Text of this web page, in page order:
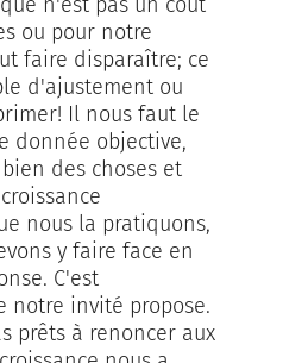
ou pour notre
faire disparaître; ce
d'ajustement ou
Il nous faut le
donnée objective,
des choses et
nous la pratiquons,
y faire face en
C'est
notre invité propose.
prêts à renoncer aux